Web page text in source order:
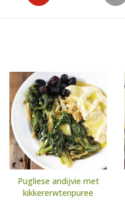
Pugliese andijvie met
kikkererwtenpuree